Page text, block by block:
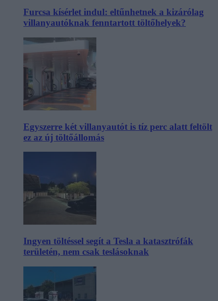
Furcsa kísérlet indul: eltűnhetnek a kizárólag
villanyautóknak fenntartott töltőhelyek?
Egyszerre két villanyautót is tíz perc alatt feltölt
ez az új töltőállomás
Ingyen töltéssel segít a Tesla a katasztrófák
területén, nem csak teslásoknak